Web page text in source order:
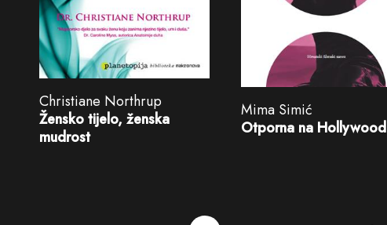
Christiane Northrup
Žensko tijelo, ženska
mudrost
Mima Simić
Otporna na Hollywood